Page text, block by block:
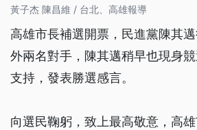
黃子杰 陳昌維 / 台北、高雄報導
高雄市長補選開票，民進黨陳其
外兩名對手，陳其邁稍早也現身
支持，發表勝選感言。
向選民鞠躬，致上最高敬意，高